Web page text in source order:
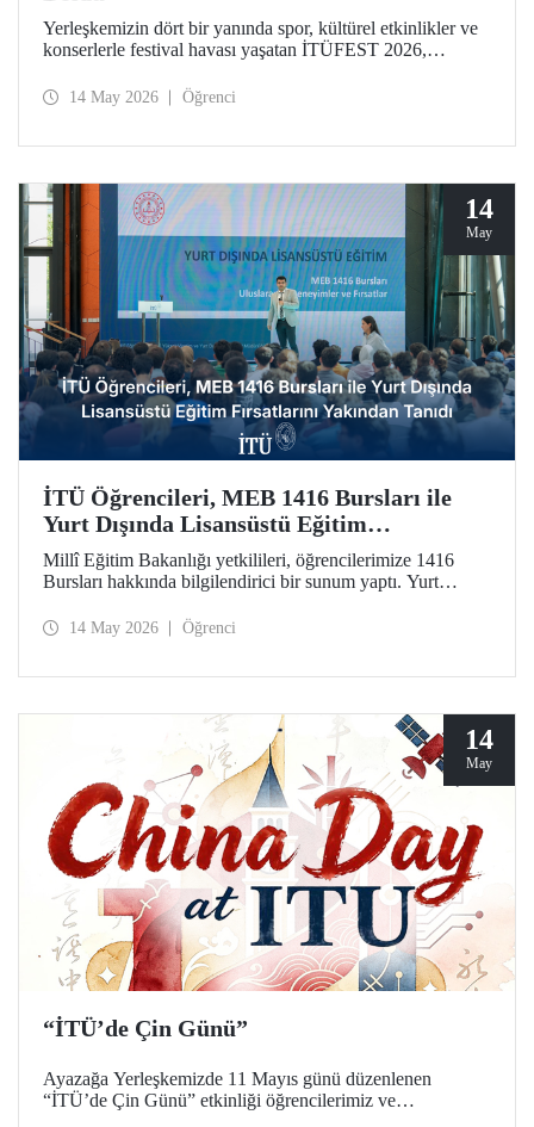
Yerleşkemizin dört bir yanında spor, kültürel etkinlikler ve
konserlerle festival havası yaşatan İTÜFEST 2026,
14 May 2026 Öğrenci
14
May
İTÜ Öğrencileri, MEB 1416 Bursları ile
Yurt Dışında Lisansüstü Eğitim
Fırsatlarını Yakından Tanıdı
Millî Eğitim Bakanlığı yetkilileri, öğrencilerimize 1416
Bursları hakkında bilgilendirici bir sunum yaptı. Yurt
kamuda istihdam garantisiyle taçlandıran burslara ilginin
14 May 2026 Öğrenci
14
May
“İTÜ’de Çin Günü”
Ayazağa Yerleşkemizde 11 Mayıs günü düzenlenen
“İTÜ’de Çin Günü” etkinliği öğrencilerimiz ve